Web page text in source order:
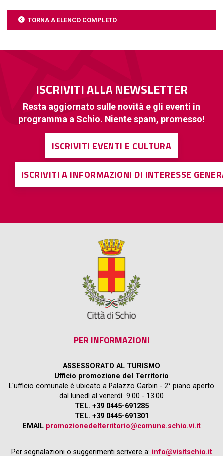
TORNA A ELENCO COMPLETO
ISCRIVITI ALLA NEWSLETTER
Resta aggiornato sulle novità e gli eventi in
programma a Schio. Niente spam, promesso!
ISCRIVITI EVENTI E CULTURA
ISCRIVITI A INFORMAZIONI DI INTERESSE
PER INFORMAZIONI
ASSESSORATO AL TURISMO
Ufficio promozione del Territorio
L'ufficio comunale è ubicato a Palazzo Garbin - 2° piano aperto
dal lunedì al venerdì 9.00 - 13.00
TEL. +39 0445-691285
TEL. +39 0445-691301
EMAIL promozionedelterritorio@comune.schio.vi.it
Per segnalazioni o suggerimenti scrivere a: info@visitschio.it